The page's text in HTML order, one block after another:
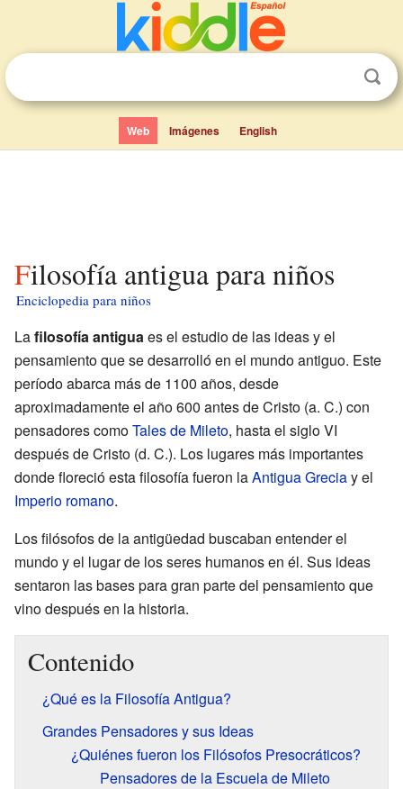
Web Imágenes English
Filosofía antigua para niños
Enciclopedia para niños
Lafilosofía antiguaes el estudio de las ideas y el
pensamiento que se desarrolló en el mundo antiguo. Este
período abarca más de 1100 años, desde
aproximadamente el año 600 antes de Cristo (a. C.) con
pensadores comoTales de Mileto, hasta el siglo VI
después de Cristo (d. C.). Los lugares más importantes
donde floreció esta filosofía fueron laAntigua Greciay el
Imperio romano.
Los filósofos de la antigüedad buscaban entender el
mundo y el lugar de los seres humanos en él. Sus ideas
sentaron las bases para gran parte del pensamiento que
vino después en la historia.
Contenido
¿Qué es la Filosofía Antigua?
Grandes Pensadores y sus Ideas
¿Quiénes fueron los Filósofos Presocráticos?
Pensadores de la Escuela de Mileto